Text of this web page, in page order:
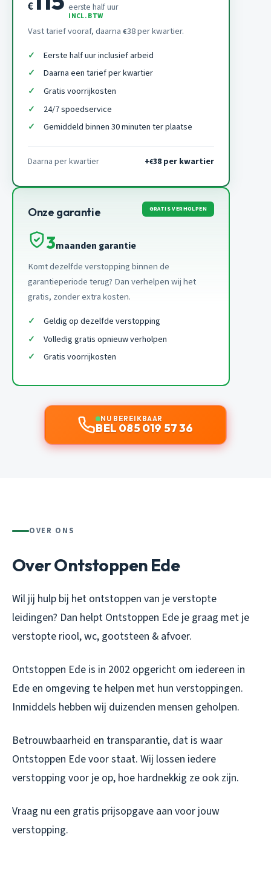
€ eerste half uur
INCL. BTW
Vast tarief vooraf, daarna €38 per kwartier.
Eerste half uur inclusief arbeid
Daarna een tarief per kwartier
Gratis voorrijkosten
24/7 spoedservice
Gemiddeld binnen 30 minuten ter plaatse
Daarna per kwartier +€38 per kwartier
Onze garantie GRATIS VERHOLPEN
3maanden garantie
Komt dezelfde verstopping binnen de
garantieperiode terug? Dan verhelpen wij het
gratis, zonder extra kosten.
Geldig op dezelfde verstopping
Volledig gratis opnieuw verholpen
Gratis voorrijkosten
NU BEREIKBAAR
BEL 085 019 57 36
OVER ONS
Over Ontstoppen Ede
Wil jij hulp bij het ontstoppen van je verstopte
leidingen? Dan helpt Ontstoppen Ede je graag met je
verstopte riool, wc, gootsteen & afvoer.
Ontstoppen Ede is in 2002 opgericht om iedereen in
Ede en omgeving te helpen met hun verstoppingen.
Inmiddels hebben wij duizenden mensen geholpen.
Betrouwbaarheid en transparantie, dat is waar
Ontstoppen Ede voor staat. Wij lossen iedere
verstopping voor je op, hoe hardnekkig ze ook zijn.
Vraag nu een gratis prijsopgave aan voor jouw
verstopping.